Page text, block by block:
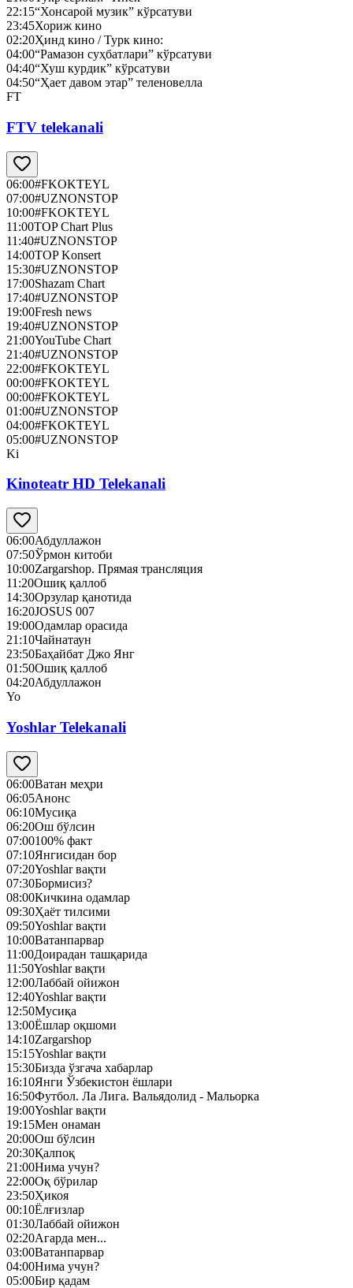
22:15“Хонсарой музик” кўрсатуви
23:45Хориж кино
02:20Ҳинд кино / Турк кино:
04:00“Рамазон суҳбатлари” кўрсатуви
04:40“Хуш курдик” кўрсатуви
04:50“Ҳает давом этар” теленовелла
FT
FTV telekanali
06:00#FKOKTEYL
07:00#UZNONSTOP
10:00#FKOKTEYL
11:00TOP Chart Plus
11:40#UZNONSTOP
14:00TOP Konsert
15:30#UZNONSTOP
17:00Shazam Chart
17:40#UZNONSTOP
19:00Fresh news
19:40#UZNONSTOP
21:00YouTube Chart
21:40#UZNONSTOP
22:00#FKOKTEYL
00:00#FKOKTEYL
00:00#FKOKTEYL
01:00#UZNONSTOP
04:00#FKOKTEYL
05:00#UZNONSTOP
Ki
Kinoteatr HD Telekanali
06:00Абдуллажон
07:50Ўрмон китоби
10:00Zargarshop. Прямая трансляция
11:20Ошиқ қаллоб
14:30Орзулар қанотида
16:20JOSUS 007
19:00Одамлар орасида
21:10Чайнатаун
23:50Баҳайбат Джо Янг
01:50Ошиқ қаллоб
04:20Абдуллажон
Yo
Yoshlar Telekanali
06:00Ватан меҳри
06:05Анонс
06:10Mусиқа
06:20Ош бўлсин
07:00100% факт
07:10Янгисидан бор
07:20Yoshlar вақти
07:30Бормисиз?
08:00Кичкина одамлар
09:30Ҳаёт тилсими
09:50Yoshlar вақти
10:00Ватанпарвар
11:00Доирадан ташқарида
11:50Yoshlar вақти
12:00Лаббай ойижон
12:40Yoshlar вақти
12:50Mусиқа
13:00Ёшлар оқшоми
14:10Zargarshop
15:15Yoshlar вақти
15:30Бизда ўзгача хабарлар
16:10Янги Ўзбекистон ёшлари
16:50Футбол. Ла Лига. Вальядолид - Мальорка
19:00Yoshlar вақти
19:15Мен онаман
20:00Ош бўлсин
20:30Қалпоқ
21:00Нима учун?
22:00Оқ бўрилар
23:50Ҳикоя
00:10Ёлғизлар
01:30Лаббай ойижон
02:20Агарда мен...
03:00Ватанпарвар
04:00Нима учун?
05:00Бир қадам